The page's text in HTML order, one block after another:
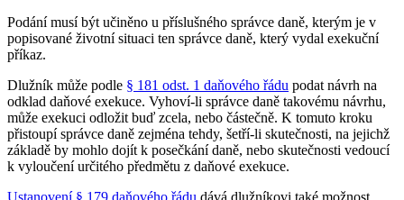
Podání musí být učiněno u příslušného správce daně, kterým je v
popisované životní situaci ten správce daně, který vydal exekuční
příkaz.
Dlužník může podle § 181 odst. 1 daňového řádu podat návrh na
odklad daňové exekuce. Vyhoví-li správce daně takovému návrhu,
může exekuci odložit buď zcela, nebo částečně. K tomuto kroku
přistoupí správce daně zejména tehdy, šetří-li skutečnosti, na jejichž
základě by mohlo dojít k posečkání daně, nebo skutečnosti vedoucí
k vyloučení určitého předmětu z daňové exekuce.
Ustanovení § 179 daňového řádu dává dlužníkovi také možnost